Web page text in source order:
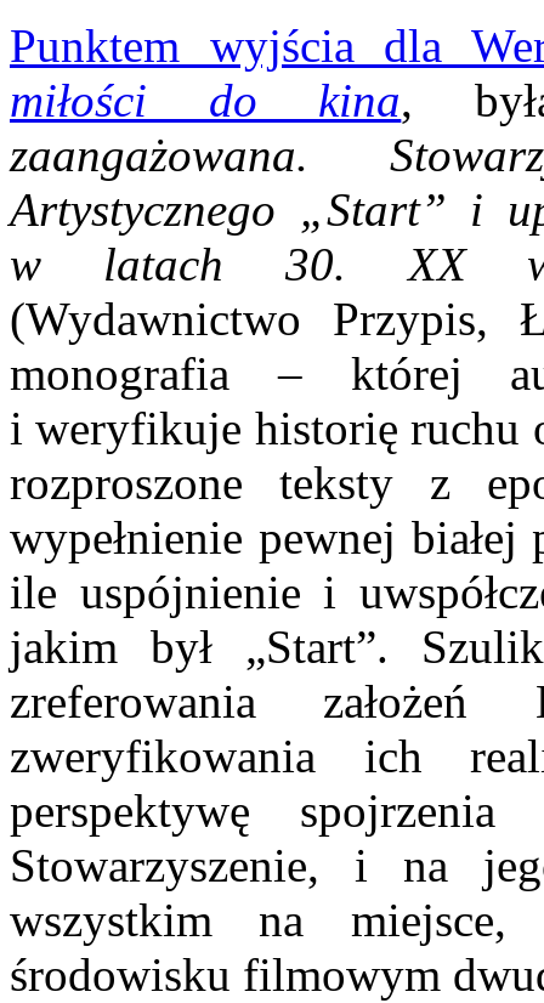
Punktem wyjścia dla
miłości do kina,
zaangażowana.
Artystycznego „Start” i
w latach 30. XX
(Wydawnictwo Przypis,
monografia – której
i weryfikuje historię ruchu
rozproszone teksty z
wypełnienie pewnej
ile uspójnienie i
jakim był „Start”.
zreferowania
zweryfikowania ich
perspektywę
Stowarzyszenie, i na
wszystkim na
środowisku filmowym